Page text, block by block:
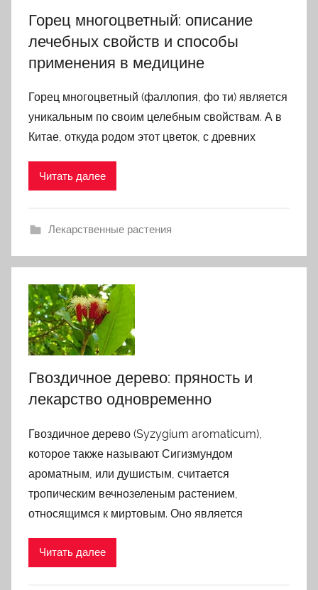
Горец многоцветный: описание
лечебных свойств и способы
применения в медицине
Горец многоцветный (фаллопия, фо ти) является
уникальным по своим целебным свойствам. А в
Китае, откуда родом этот цветок, с древних
Читать далее
Лекарственные растения
Гвоздичное дерево: пряность и
лекарство одновременно
Гвоздичное дерево (Syzygium aromaticum),
которое также называют Сигизмундом
ароматным, или душистым, считается
тропическим вечнозеленым растением,
относящимся к миртовым. Оно является
Читать далее